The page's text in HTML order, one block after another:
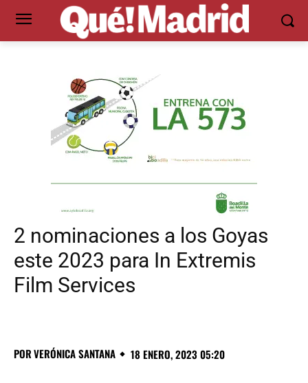
2 nominaciones a los Goyas
este 2023 para In Extremis
Film Services
PORVERÓNICA SANTANA 18 ENERO, 2023 05:20